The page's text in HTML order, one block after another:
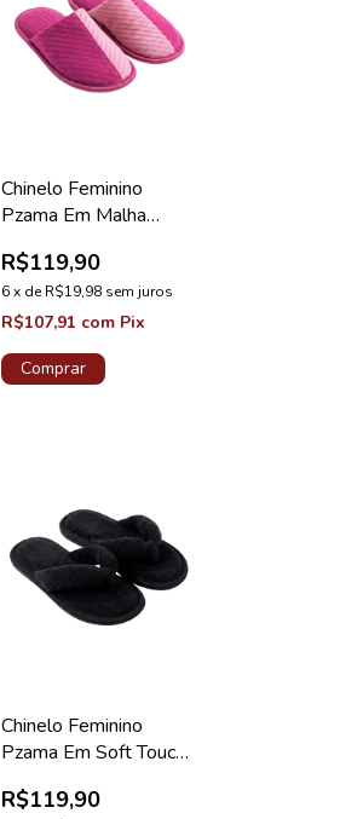
Chinelo Feminino
Pzama Em Malha
Íntimo
R$119,90
6x deR$19,98 sem juros
R$107,91 com Pix
Comprar
Chinelo Feminino
Pzama Em Soft Touch
R$119,90